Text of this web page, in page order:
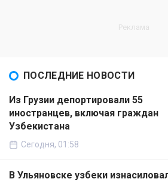
ПОСЛЕДНИЕ НОВОСТИ
Из Грузии депортировали 55
иностранцев, включая граждан
Узбекистана
Сегодня, 01:58
В Ульяновске узбеки